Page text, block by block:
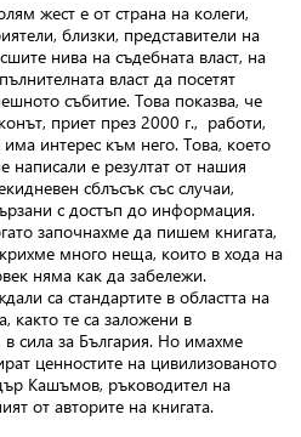
жест е от страна на колеги,
близки, представители на
нива на съдебната власт, на
власт да посетят
събитие. Това показва, че
приет през 2000 г., работи,
има интерес към него. Това, което
написали е резултат от нашия
сблъсък със случаи,
с достъп до информация.
започнахме да пишем книгата,
много неща, които в хода на
няма как да забележи.
са стандартите в областта на
както те са заложени в
сила за България. Но имахме
ценностите на цивилизованото
Кашъмов, ръководител на
от авторите на книгата.